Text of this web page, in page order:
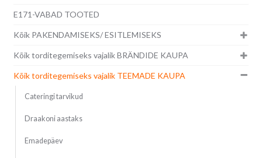
E171-VABAD TOOTED
Kõik PAKENDAMISEKS/ ESITLEMISEKS
Kõik torditegemiseks vajalik BRÄNDIDE KAUPA
Kõik torditegemiseks vajalik TEEMADE KAUPA
Cateringi tarvikud
Draakoni aastaks
Emadepäev